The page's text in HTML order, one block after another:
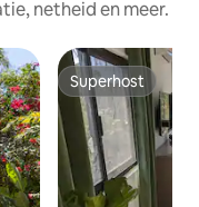
netheid en meer.
Superhost
Superhost